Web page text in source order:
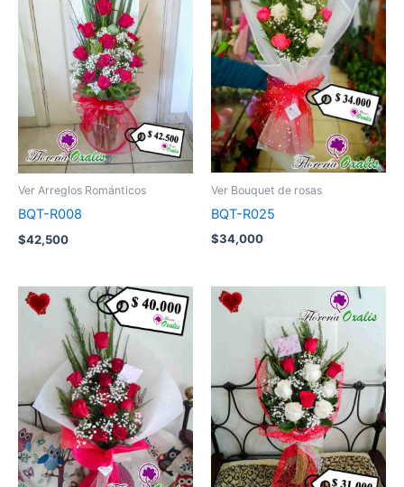
Ver Arreglos Románticos
BQT-R008
$42,500
Ver Bouquet de rosas
BQT-R025
$34,000